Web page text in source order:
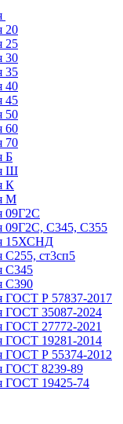
20
25
30
35
40
45
50
60
70
Б
Ш
К
М
09Г2С
09Г2С, С345, С355
15ХСНД
С255, ст3сп5
С345
С390
ГОСТ Р 57837-2017
ГОСТ 35087-2024
ГОСТ 27772-2021
ГОСТ 19281-2014
ГОСТ Р 55374-2012
ГОСТ 8239-89
ГОСТ 19425-74